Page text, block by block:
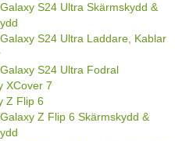
S24 Ultra Skärmskydd &
S24 Ultra Laddare, Kablar
S24 Ultra Fodral
XCover 7
Z Flip 6
Z Flip 6 Skärmskydd &